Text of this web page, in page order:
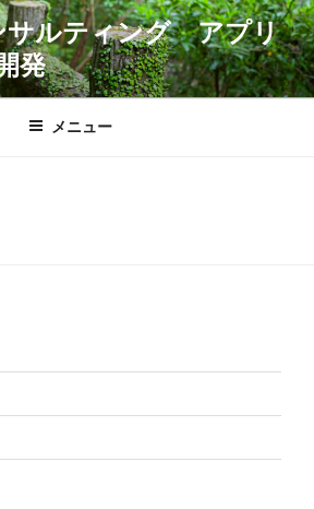
サルティング アプリ
発
メニュー